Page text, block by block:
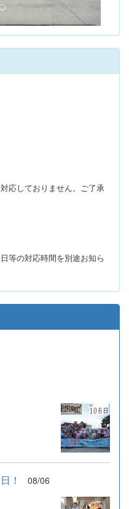
応しておりません。ご了承
等の対応時間を別途お知ら
！ 08/06